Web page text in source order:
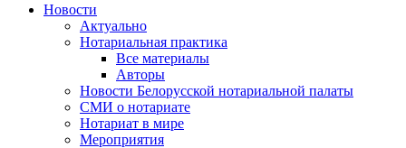
Новости
Актуально
Нотариальная практика
Все материалы
Авторы
Новости Белорусской нотариальной палаты
СМИ о нотариате
Нотариат в мире
Мероприятия